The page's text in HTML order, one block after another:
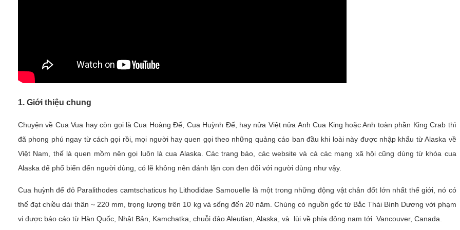
1. Giới thiệu chung
Chuyện về Cua Vua hay còn gọi là Cua Hoàng Đế, Cua Huỳnh Đế, hay nửa Việt nửa Anh Cua King hoặc Anh toàn phần King Crab thì
đã phong phú ngay từ cách gọi rồi, mọi người hay quen gọi theo những quảng cáo ban đầu khi loài này được nhập khẩu từ Alaska về
Việt Nam, thế là quen mồm nên gọi luôn là cua Alaska. Các trang báo, các website và cả các mạng xã hội cũng dùng từ khóa cua
Alaska để phổ biến đến người dùng, có lẽ không nên đánh lận con đen đối với người dùng như vậy.
Cua huỳnh đế đỏ Paralithodes camtschaticus họ Lithodidae Samouelle là một trong những động vật chân đốt lớn nhất thế giới, nó có
thể đạt chiều dài thân ~ 220 mm, trọng lượng trên 10 kg và sống đến 20 năm. Chúng có nguồn gốc từ Bắc Thái Bình Dương với phạm
vi được báo cáo từ Hàn Quốc, Nhật Bản, Kamchatka, chuỗi đảo Aleutian, Alaska, và lùi về phía đông nam tới Vancouver, Canada.